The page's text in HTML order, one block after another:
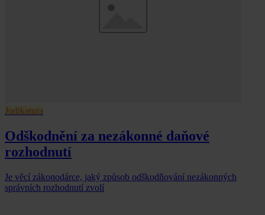
Judikatura
Odškodnění za nezákonné daňové
rozhodnutí
Je věcí zákonodárce, jaký způsob odškodňování nezákonných
správních rozhodnutí zvolí